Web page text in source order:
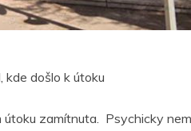
kde došlo k útoku
zamítnuta. Psychicky